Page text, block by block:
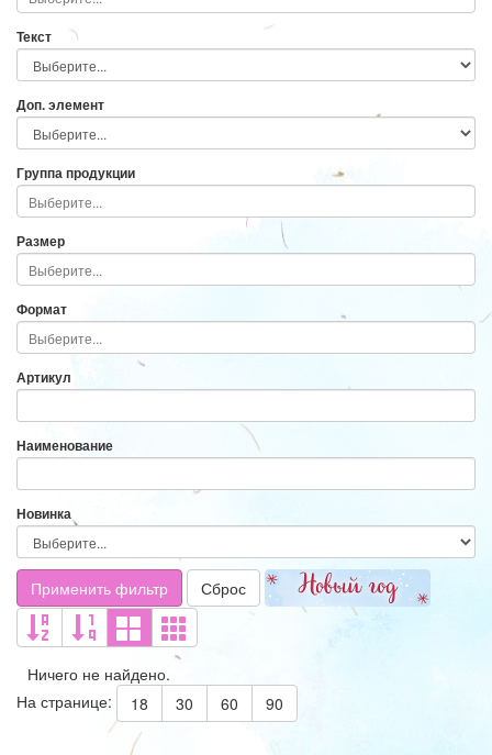
Текст
Доп. элемент
Группа продукции
Размер
Формат
Артикул
Наименование
Новинка
Применить фильтр Сброс
Ничего не найдено.
На странице:
18 30 60 90